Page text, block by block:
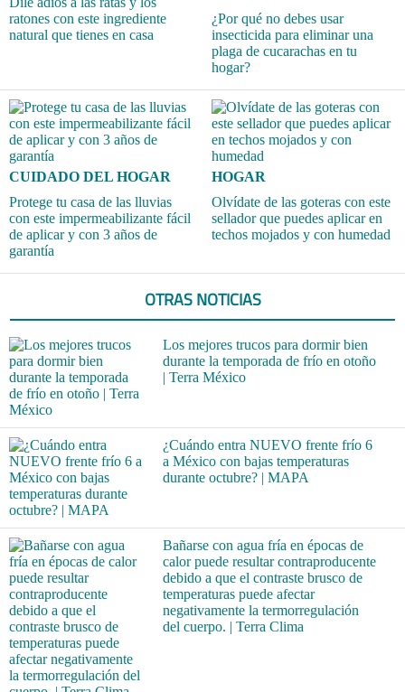
ratones con este ingrediente
natural que tienes en casa
¿Por qué no debes usar
insecticida para eliminar una
plaga de cucarachas en tu
hogar?
CUIDADO DEL HOGAR
Protege tu casa de las lluvias
con este impermeabilizante fácil
de aplicar y con 3 años de
garantía
HOGAR
Olvídate de las goteras con este
sellador que puedes aplicar en
techos mojados y con humedad
OTRAS NOTICIAS
Los mejores trucos para dormir bien
durante la temporada de frío en otoño
| Terra México
¿Cuándo entra NUEVO frente frío 6
a México con bajas temperaturas
durante octubre? | MAPA
Bañarse con agua fría en épocas de
calor puede resultar contraproducente
debido a que el contraste brusco de
temperaturas puede afectar
negativamente la termorregulación
del cuerpo. | Terra Clima